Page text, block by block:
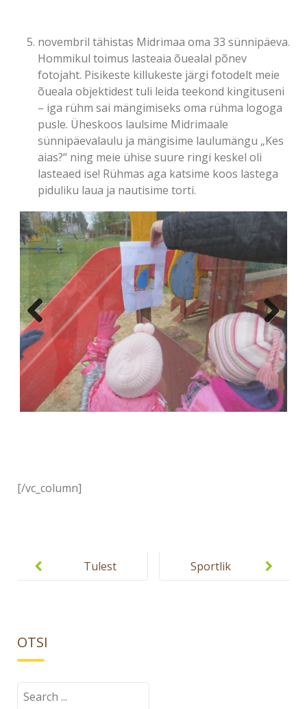
novembril tähistas Midrimaa oma 33 sünnipäeva.
Hommikul toimus lasteaia õuealal põnev
fotojaht. Pisikeste killukeste järgi fotodelt meie
õueala objektidest tuli leida teekond kingituseni
– iga rühm sai mängimiseks oma rühma logoga
pusle. Üheskoos laulsime Midrimaale
sünnipäevalaulu ja mängisime laulumängu „Kes
aias?“ ning meie ühise suure ringi keskel oli
lasteaed ise! Rühmas aga katsime koos lastega
piduliku laua ja nautisime torti.
Previ
ous
Next
[/vc_column]
Tulest
Sportlik
OTSI
for: